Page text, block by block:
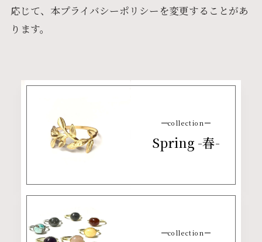
応じて、本プライバシーポリシーを変更することがあ
ります。
collection
Spring -春-
collection